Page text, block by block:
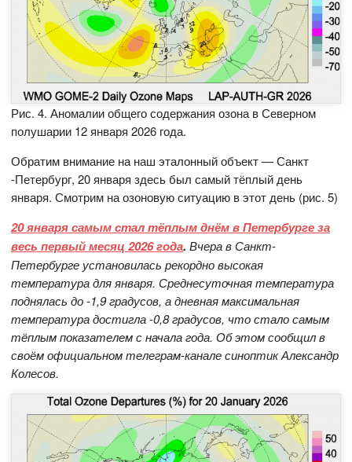
Рис. 4. Аномалии общего содержания озона в Северном
полушарии 12 января 2026 года.
Обратим внимание на наш эталонный объект — Санкт
-Петербург, 20 января здесь был самый тёплый день
января. Смотрим на озоновую ситуацию в этот день (рис. 5)
20 января самым стал тёплым днём в Петербурге за
весь первый месяц 2026 года. Вчера в Санкт-
Петербурге установилась рекордно высокая
температура для января. Среднесуточная температура
поднялась до -1,9 градусов, а дневная максимальная
температура достигла -0,8 градусов, что стало самым
тёплым показателем с начала года. Об этом сообщил в
своём официальном телеграм-канале синоптик Александр
Колесов.